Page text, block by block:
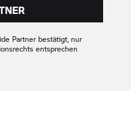
Partner bestätigt, nur
entsprechen